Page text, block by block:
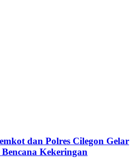
dan Polres Cilegon Gelar
Kekeringan